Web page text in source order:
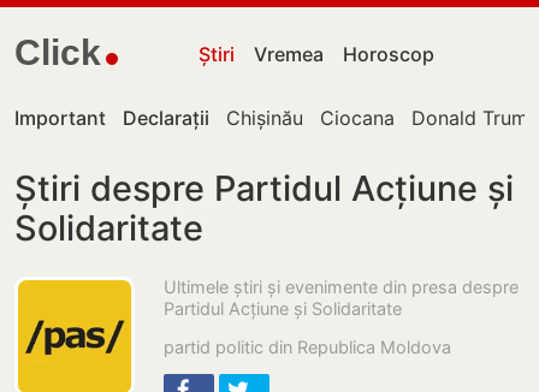
Click Știri Vremea Horoscop
Important Declarații Chișinău Ciocana Donald Trump
Știri despre Partidul Acțiune și
Solidaritate
Ultimele știri și evenimente din presa despre
Partidul Acțiune și Solidaritate
partid politic din Republica Moldova